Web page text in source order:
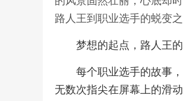
路人王到职业选手的蜕变
梦想的起点，路人王
每个职业选手的故事
无数次指尖在屏幕上的滑